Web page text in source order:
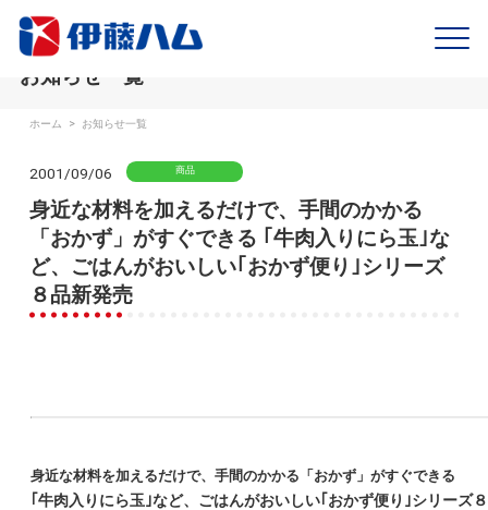
お知らせ一覧
ホーム > お知らせ一覧
2001/09/06 商品
身近な材料を加えるだけで、手間のかかる
「おかず」がすぐできる ｢牛肉入りにら玉｣な
ど、ごはんがおいしい｢おかず便り｣シリーズ
８品新発売
身近な材料を加えるだけで、手間のかかる「おかず」がすぐできる
｢牛肉入りにら玉｣など、ごはんがおいしい｢おかず便り｣シリーズ